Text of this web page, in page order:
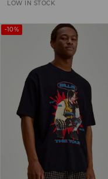
LOW IN STOCK
-10%